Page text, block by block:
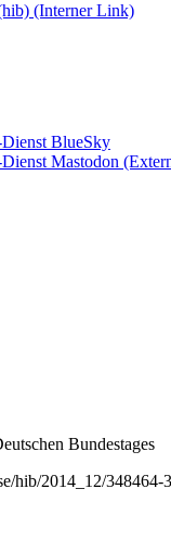
(Interner Link)
BlueSky
Mastodon
Bundestages
hib/2014_12/348464-